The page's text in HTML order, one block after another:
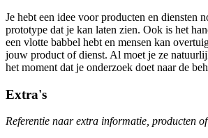
Je hebt een idee voor producten en diensten
prototype dat je kan laten zien. Ook is het
een vlotte babbel hebt en mensen kan
jouw product of dienst. Al moet je ze
het moment dat je onderzoek doet naar de
Extra's
Referentie naar extra informatie, producten